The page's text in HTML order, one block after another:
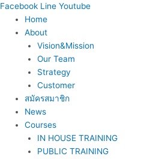
Facebook Line Youtube
Home
About
Vision&Mission
Our Team
Strategy
Customer
สมัครสมาชิก
News
Courses
IN HOUSE TRAINING
PUBLIC TRAINING